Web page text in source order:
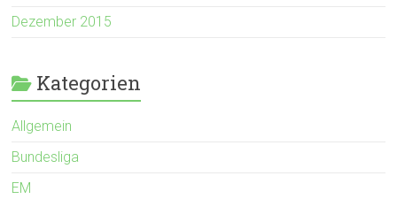
Dezember 2015
Kategorien
Allgemein
Bundesliga
EM